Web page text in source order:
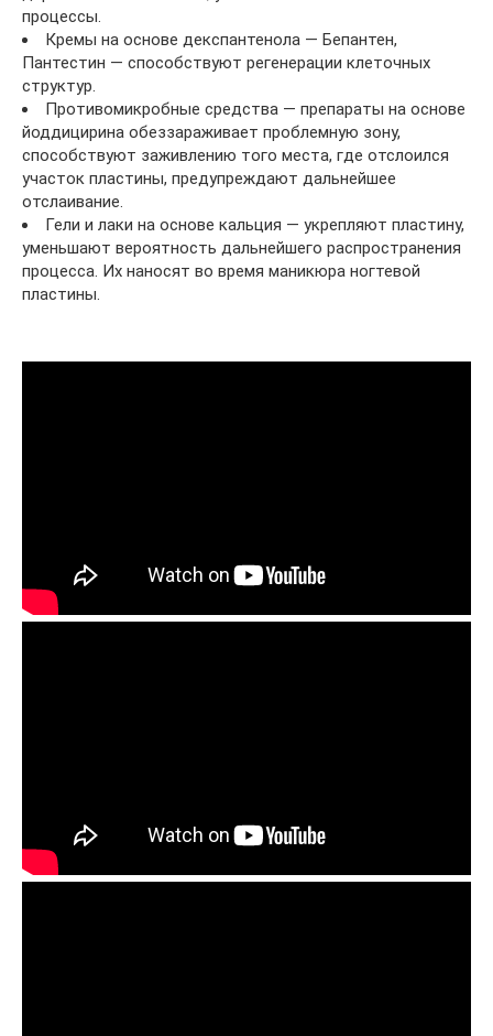
процессы.
Кремы на основе декспантенола — Бепантен,
Пантестин — способствуют регенерации клеточных
структур.
Противомикробные средства — препараты на основе
йоддицирина обеззараживает проблемную зону,
способствуют заживлению того места, где отслоился
участок пластины, предупреждают дальнейшее
отслаивание.
Гели и лаки на основе кальция — укрепляют пластину,
уменьшают вероятность дальнейшего распространения
процесса. Их наносят во время маникюра ногтевой
пластины.